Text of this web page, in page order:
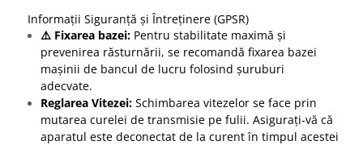
Informații Siguranță și Întreținere (GPSR)
⚠️ Fixarea bazei: Pentru stabilitate maximă și
prevenirea răsturnării, se recomandă fixarea bazei
mașinii de bancul de lucru folosind șuruburi
adecvate.
Reglarea Vitezei: Schimbarea vitezelor se face prin
mutarea curelei de transmisie pe fulii. Asigurați-vă că
aparatul este deconectat de la curent în timpul acestei